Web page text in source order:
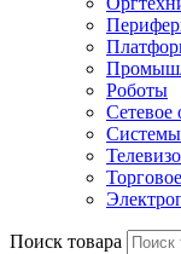
Роботы
Сетевое
Поиск товара